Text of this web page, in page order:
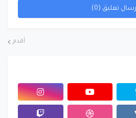
تعليق (0)
أقدم